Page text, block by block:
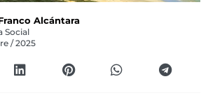
Alcántara
Social
/ 2025